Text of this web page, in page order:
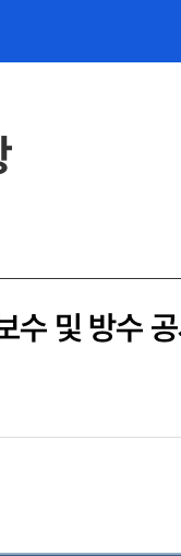
수 및 방수